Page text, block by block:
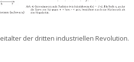
der dritten industriellen Revolution.